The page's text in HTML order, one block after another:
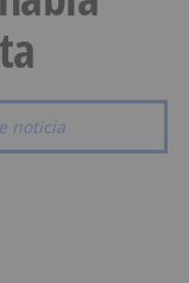
noticia